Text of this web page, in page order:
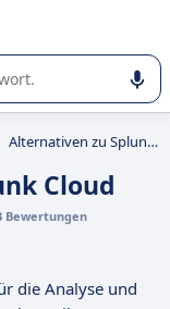
Auswahl
Alternativen zu Splunk Cloud
Cloud
Bewertungen
die Analyse und